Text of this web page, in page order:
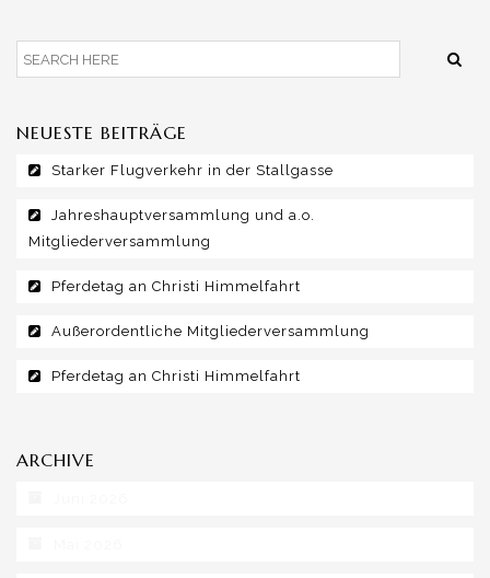
NEUESTE BEITRÄGE
Starker Flugverkehr in der Stallgasse
Jahreshauptversammlung und a.o.
Mitgliederversammlung
Pferdetag an Christi Himmelfahrt
Außerordentliche Mitgliederversammlung
Pferdetag an Christi Himmelfahrt
ARCHIVE